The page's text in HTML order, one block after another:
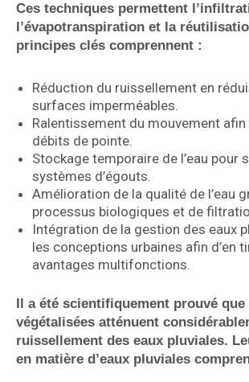
Ces techniques permettent
l’évapotranspiration et la
principes clés comprennent :
Réduction du ruissellement en
surfaces imperméables.
Ralentissement du mouvement
débits de pointe.
Stockage temporaire de l’eau pour
systèmes d’égouts.
Amélioration de la qualité de l’eau
processus biologiques et de
Intégration de la gestion des eaux
les conceptions urbaines afin d’en
avantages multifonctions.
Il a été scientifiquement prouvé
végétalisées atténuent
ruissellement des eaux pluviales.
en matière d’eaux pluviales